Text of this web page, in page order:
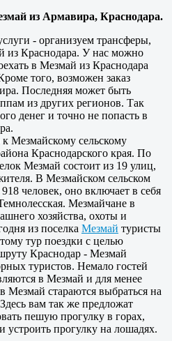
из Армавира, Краснодара.
- организуем трансферы,
из Краснодара. У нас можно
в Мезмай из Краснодара
того, возможен заказ
Последняя может быть
из других регионов. Так
денег и точно не попасть в
к Мезмайскому сельскому
Краснодарского края. По
Мезмай состоит из 19 улиц,
В Мезмайском сельском
человек, оно включает в себя
Мезмайчане в
хозяйства, охоты и
из поселка Мезмай туристы
тур поездки с целью
Краснодар - Мезмай
туристов. Немало гостей
в Мезмай и для менее
Мезмай стараются выбраться на
вам так же предложат
пешую прогулку в горах,
устроить прогулку на лошадях.